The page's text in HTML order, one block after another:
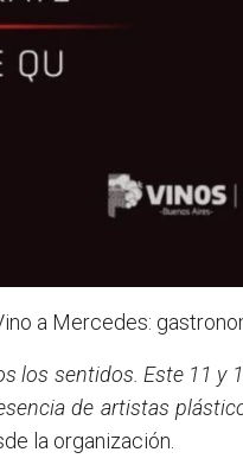
a Mercedes:
los sentidos. Este 11 y
de artistas
la organización.